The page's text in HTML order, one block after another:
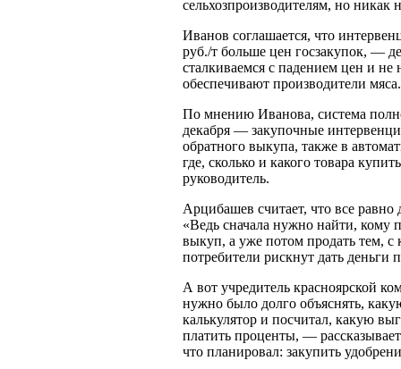
сельхозпроизводителям, но
Иванов соглашается, что
руб./т больше цен госзакупок, —
сталкиваемся с падением цен и
обеспечивают производители мяса.
По мнению Иванова, система
декабря — закупочные
обратного выкупа, также в
где, сколько и какого товара
руководитель.
Арцибашев считает, что все равно
«Ведь сначала нужно найти, кому
выкуп, а уже потом продать тем,
потребители рискнут дать деньги
А вот учредитель красноярской
нужно было долго объяснять,
калькулятор и посчитал, какую
платить проценты, —
что планировал: закупить